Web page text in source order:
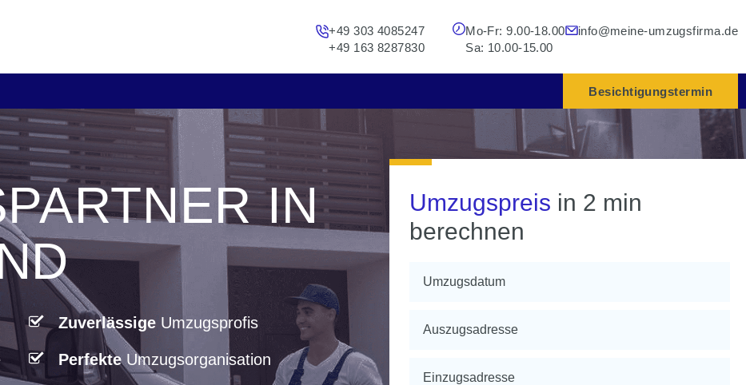
+49 303 4085247
+49 163 8287830
Mo-Fr: 9.00-18.00
Sa: 10.00-15.00
info@meine-umzugsfirma.de
Besichtigungstermin
IN
Zuverlässige Umzugsprofis
PerfekteUmzugsorganisation
Umzugspreis in 2 min
berechnen